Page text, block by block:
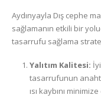
Aydınyayla Dış cephe
sağlamanın etkili bir
tasarrufu sağlama
Yalıtım Kalitesi:
tasarrufunun
ısı kaybını